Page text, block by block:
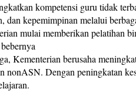
kompetensi guru tidak
dan kepemimpinan melalui
mulai memberikan pelatihan
Kementerian berusaha
nonASN. Dengan peningkatan